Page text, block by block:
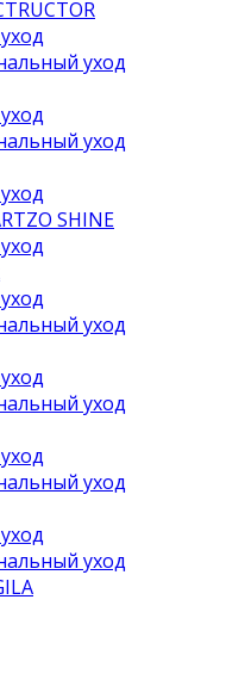
уход
уход
SHINE
уход
уход
уход
уход